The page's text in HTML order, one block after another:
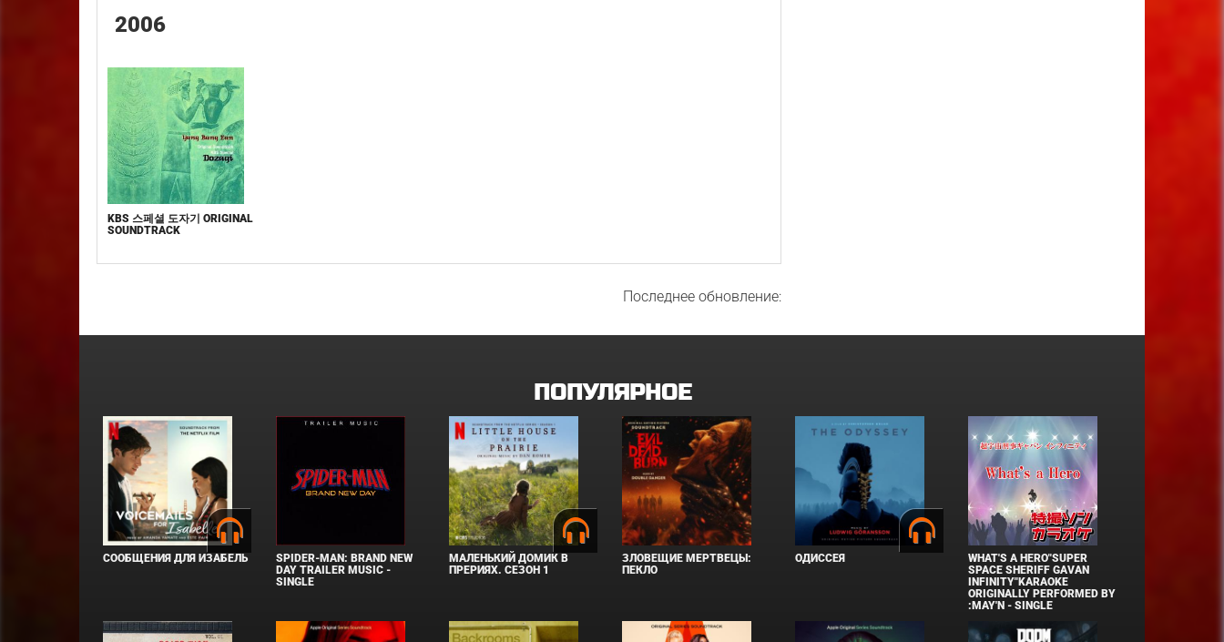
2006
KBS 스페셜 도자기 ORIGINAL
SOUNDTRACK
Последнее обновление:
ПОПУЛЯРНОЕ
СООБЩЕНИЯ ДЛЯ ИЗАБЕЛЬ
SPIDER-MAN: BRAND NEW
DAY TRAILER MUSIC -
SINGLE
МАЛЕНЬКИЙ ДОМИК В
ПРЕРИЯХ. СЕЗОН 1
ЗЛОВЕЩИЕ МЕРТВЕЦЫ:
ПЕКЛО
ОДИССЕЯ
WHAT'S A HERO"SUPER
SPACE SHERIFF GAVAN
INFINITY"KARAOKE
ORIGINALLY PERFORMED BY
:MAY'N - SINGLE